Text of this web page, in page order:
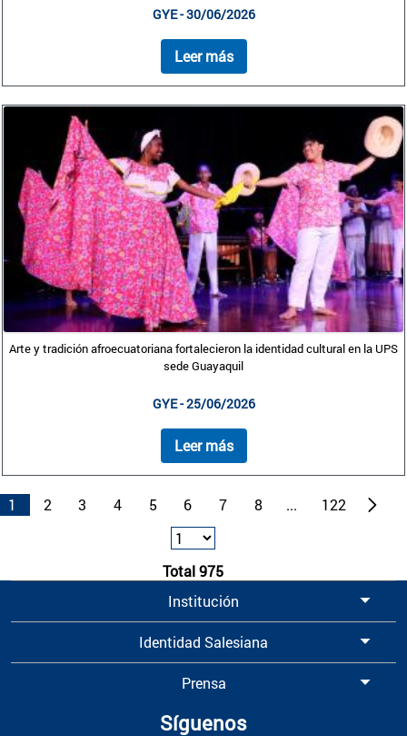
GYE - 30/06/2026
Leer más
Arte y tradición afroecuatoriana fortalecieron la identidad cultural en la UPS
sede Guayaquil
GYE - 25/06/2026
Leer más
1 2 3 4 5 6 7 8 ... 122
Total 975
Institución
Identidad Salesiana
Prensa
Síguenos